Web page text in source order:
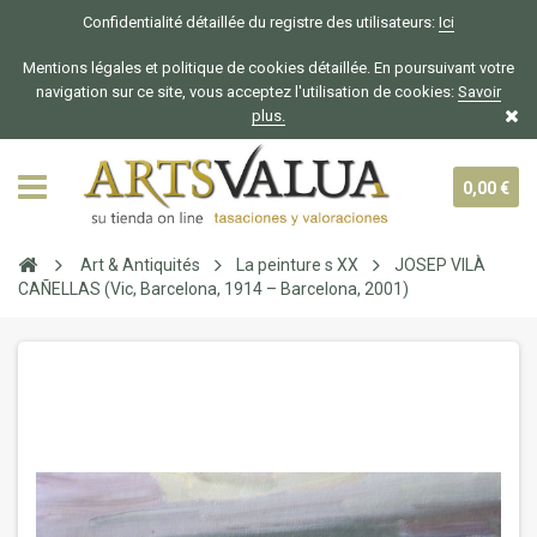
Confidentialité détaillée du registre des utilisateurs: Ici
Mentions légales et politique de cookies détaillée. En poursuivant votre
navigation sur ce site, vous acceptez l'utilisation de cookies: Savoir
plus.
0,00 €
Art & Antiquités La peinture s XX
JOSEP VILÀ
CAÑELLAS (Vic, Barcelona, 1914 – Barcelona, 2001)